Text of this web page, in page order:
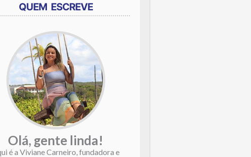
QUEM ESCREVE
Olá, gente linda!
é a Viviane Carneiro, fundadora e